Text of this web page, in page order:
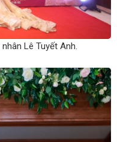
Lê Tuyết Anh.